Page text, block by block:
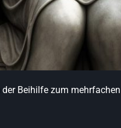
Beihilfe zum